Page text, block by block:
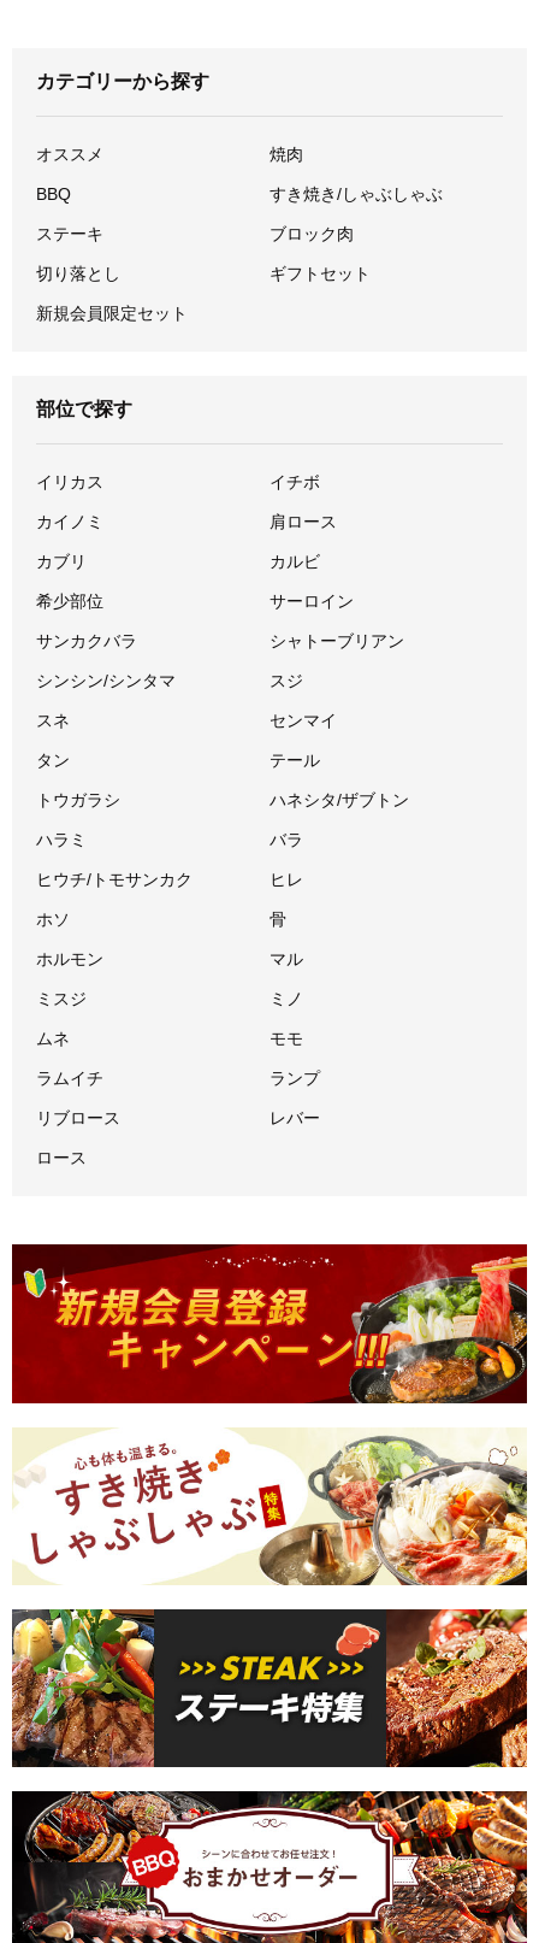
カテゴリーから探す
オススメ 焼肉
BBQ すき焼き/しゃぶしゃぶ
ステーキ ブロック肉
切り落とし ギフトセット
新規会員限定セット
部位で探す
イリカス イチボ
カイノミ 肩ロース
カブリ カルビ
希少部位 サーロイン
サンカクバラ シャトーブリアン
シンシン/シンタマ スジ
スネ センマイ
タン テール
トウガラシ ハネシタ/ザブトン
ハラミ バラ
ヒウチ/トモサンカク ヒレ
ホソ 骨
ホルモン マル
ミスジ ミノ
ムネ モモ
ラムイチ ランプ
リブロース レバー
ロース